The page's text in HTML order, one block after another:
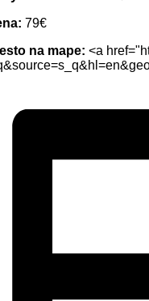
79€
na mape: <a